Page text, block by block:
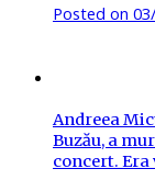
Posted on
Andreea
Buzău, a
concert. Era